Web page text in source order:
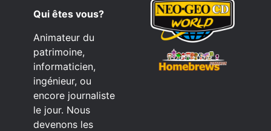
Qui êtes vous?
Animateur du
patrimoine,
informaticien,
ingénieur, ou
encore journaliste
le jour. Nous
devenons les